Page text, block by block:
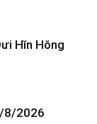
Hĭn Hŏng
8/2026